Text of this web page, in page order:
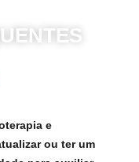
e
ou ter um